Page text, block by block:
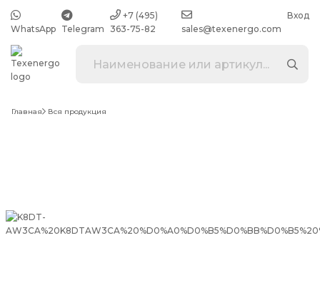
WhatsApp Telegram
+7 (495)
363-75-82
sales@texenergo.com
Вход
Главная Вся продукция